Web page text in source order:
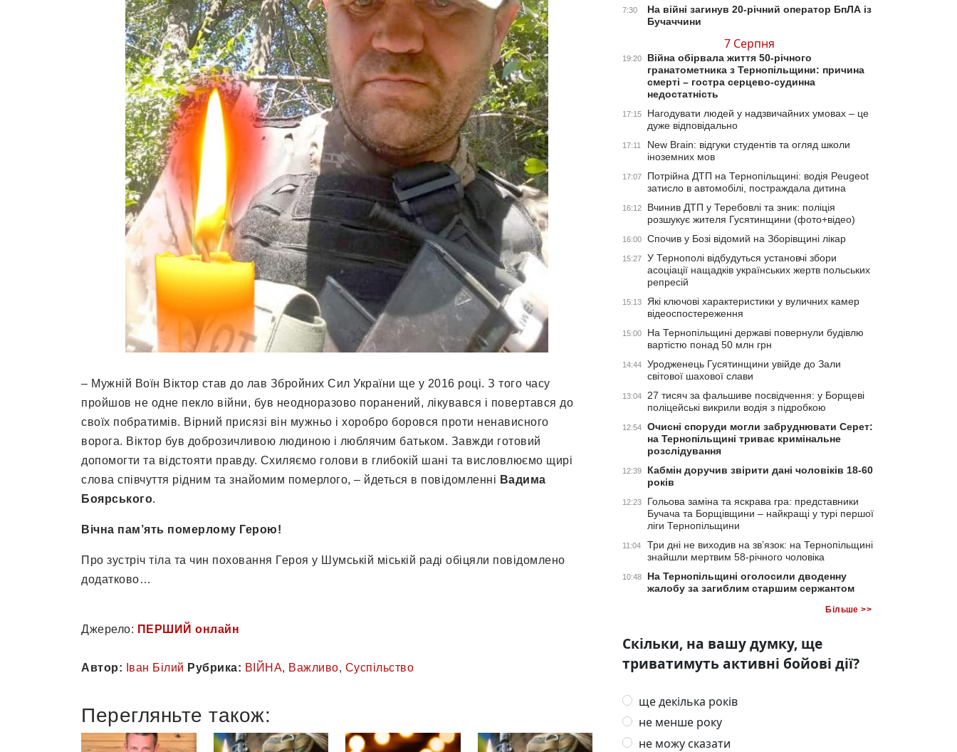
– Мужній Воїн Віктор став до лав Збройних Сил України ще у 2016 році. З того часу
пройшов не одне пекло війни, був неодноразово поранений, лікувався і повертався до
своїх побратимів. Вірний присязі він мужньо і хоробро боровся проти ненависного
ворога. Віктор був доброзичливою людиною і люблячим батьком. Завжди готовий
допомогти та відстояти правду. Схиляємо голови в глибокій шані та висловлюємо щирі
слова співчуття рідним та знайомим померлого, – йдеться в повідомленні Вадима
Боярського.
Вічна пам’ять померлому Герою!
Про зустріч тіла та чин поховання Героя у Шумській міській раді обіцяли повідомлено
додатково…
Джерело: ПЕРШИЙ онлайн
Автор: Іван Білий Рубрика: ВІЙНА, Важливо, Суспільство
Перегляньте також:
7:30
На війні загинув 20-річний оператор БпЛА із
Бучаччини
7 Серпня
19:20
Війна обірвала життя 50-річного
гранатометника з Тернопільщини: причина
смерті – гостра серцево-судинна
недостатність
17:15
Нагодувати людей у надзвичайних умовах – це
дуже відповідально
17:11
New Brain: відгуки студентів та огляд школи
іноземних мов
17:07
Потрійна ДТП на Тернопільщині: водія Peugeot
затисло в автомобілі, постраждала дитина
16:12
Вчинив ДТП у Теребовлі та зник: поліція
розшукує жителя Гусятинщини (фото+відео)
16:00 Спочив у Бозі відомий на Зборівщині лікар
15:27
У Тернополі відбудуться установчі збори
асоціації нащадків українських жертв польських
репресій
15:13
Які ключові характеристики у вуличних камер
відеоспостереження
15:00
На Тернопільщині державі повернули будівлю
вартістю понад 50 млн грн
14:44
Уродженець Гусятинщини увійде до Зали
світової шахової слави
13:04
27 тисяч за фальшиве посвідчення: у Борщеві
поліцейські викрили водія з підробкою
12:54
Очисні споруди могли забруднювати Серет:
на Тернопільщині триває кримінальне
розслідування
12:39
Кабмін доручив звірити дані чоловіків 18-60
років
12:23
Гольова заміна та яскрава гра: представники
Бучача та Борщівщини – найкращі у турі першої
ліги Тернопільщини
11:04
Три дні не виходив на зв’язок: на Тернопільщині
знайшли мертвим 58-річного чоловіка
10:48
На Тернопільщині оголосили дводенну
жалобу за загиблим старшим сержантом
Більше >>
Скільки, на вашу думку, ще
триватимуть активні бойові дії?
ще декілька років
не менше року
не можу сказати